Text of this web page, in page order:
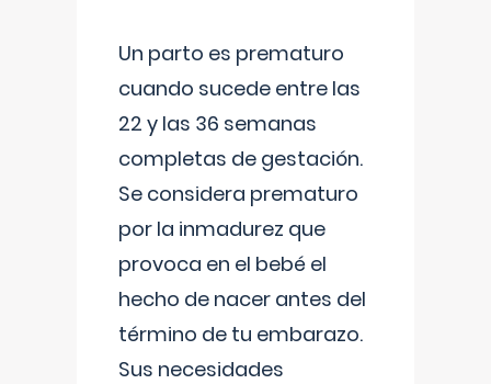
Un parto es prematuro
cuando sucede entre las
22 y las 36 semanas
completas de gestación.
Se considera prematuro
por la inmadurez que
provoca en el bebé el
hecho de nacer antes del
término de tu embarazo.
Sus necesidades